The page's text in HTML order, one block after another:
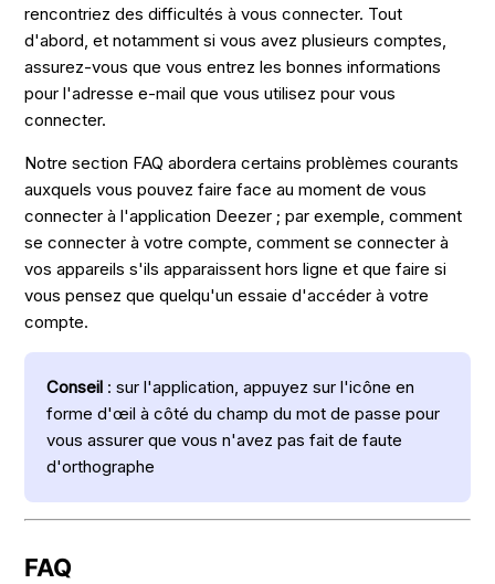
rencontriez des difficultés à vous connecter. Tout
d'abord, et notamment si vous avez plusieurs comptes,
assurez-vous que vous entrez les bonnes informations
pour l'adresse e-mail que vous utilisez pour vous
connecter.
Notre section FAQ abordera certains problèmes courants
auxquels vous pouvez faire face au moment de vous
connecter à l'application Deezer ; par exemple, comment
se connecter à votre compte, comment se connecter à
vos appareils s'ils apparaissent hors ligne et que faire si
vous pensez que quelqu'un essaie d'accéder à votre
compte.
Conseil : sur l'application, appuyez sur l'icône en
forme d'œil à côté du champ du mot de passe pour
vous assurer que vous n'avez pas fait de faute
d'orthographe
FAQ